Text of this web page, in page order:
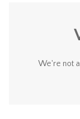
We're not